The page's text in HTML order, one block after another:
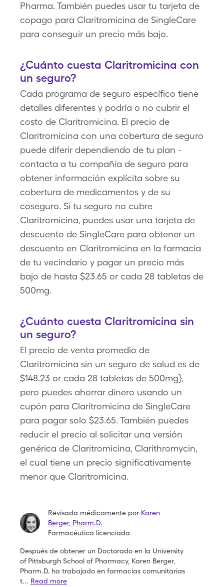
Pharma. También puedes usar tu tarjeta de
copago para Claritromicina de SingleCare
para conseguir un precio más bajo.
¿Cuánto cuesta Claritromicina con
un seguro?
Cada programa de seguro específico tiene
detalles diferentes y podría o no cubrir el
costo de Claritromicina. El precio de
Claritromicina con una cobertura de seguro
puede diferir dependiendo de tu plan -
contacta a tu compañía de seguro para
obtener información explícita sobre su
cobertura de medicamentos y de su
coseguro. Si tu seguro no cubre
Claritromicina, puedes usar una tarjeta de
descuento de SingleCare para obtener un
descuento en Claritromicina en la farmacia
de tu vecindario y pagar un precio más
bajo de hasta $23.65 or cada 28 tabletas de
500mg.
¿Cuánto cuesta Claritromicina sin
un seguro?
El precio de venta promedio de
Claritromicina sin un seguro de salud es de
$148.23 or cada 28 tabletas de 500mg},
pero puedes ahorrar dinero usando un
cupón para Claritromicina de SingleCare
para pagar solo $23.65. También puedes
reducir el precio al solicitar una versión
genérica de Claritromicina, Clarithromycin,
el cual tiene un precio significativamente
menor que Claritromicina.
Revisada médicamente por Karen
Berger, Pharm.D.
Farmacéutica licenciada
Después de obtener un Doctorado en la University
of Pittsburgh School of Pharmacy, Karen Berger,
Pharm.D. ha trabajado en farmacias comunitarias
t... Read more